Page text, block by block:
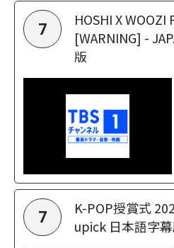
7
HOSHI X WOOZI
[WARNING] -
版
7
K-POP授賞式
upick 日本語字